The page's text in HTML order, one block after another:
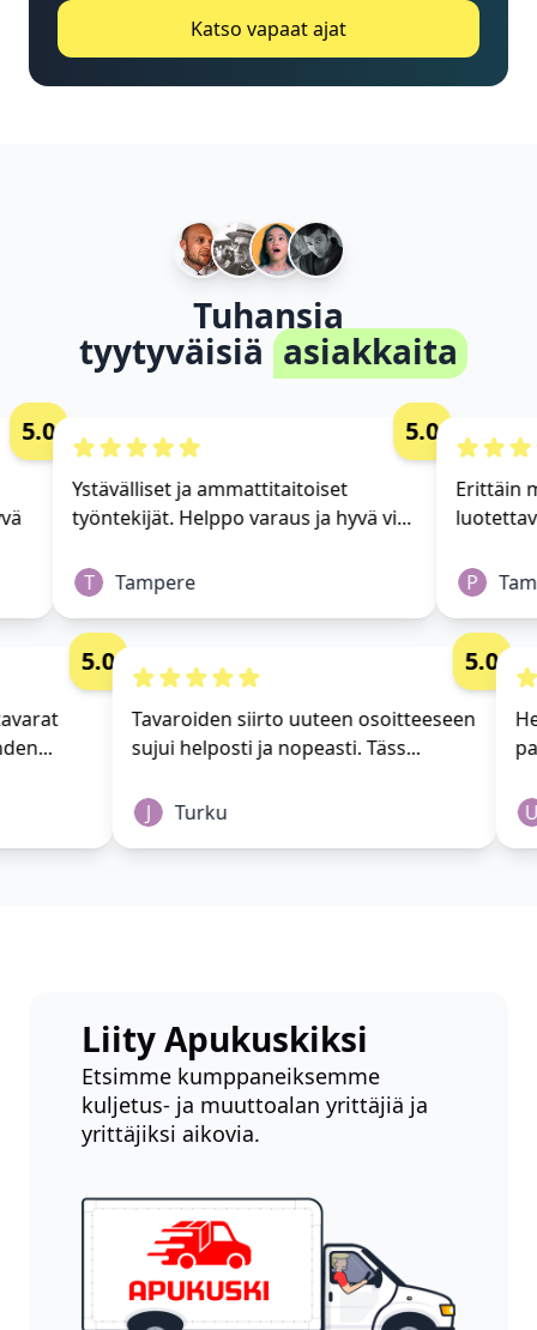
Katso vapaat ajat
Tuhansia
tyytyväisiä asiakkaita
5.0
Ystävälliset ja ammattitaitoiset
työntekijät. Helppo varaus ja hyvä vi...
T Tampere
5.0
Erittäin
P
tavarat
5.0
Tavaroiden siirto uuteen osoitteeseen
sujui helposti ja nopeasti. Täss...
J Turku
5.0
Liity Apukuskiksi
Etsimme kumppaneiksemme
kuljetus- ja muuttoalan yrittäjiä ja
yrittäjiksi aikovia.